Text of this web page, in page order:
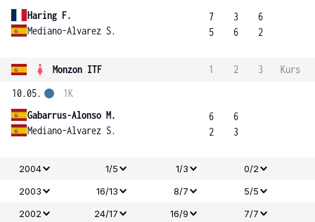
Haring F.
Mediano-Alvarez S.
7
5
3
6
6
2
Monzon ITF 1 2 3
Kurs
10.05.
Gabarrus-Alonso M.
Mediano-Alvarez S.
1K
6
2
6
3
2004 1/5 1/3
0/2
2003
16/13 8/7
5/5
2002
24/17 16/9 7/7